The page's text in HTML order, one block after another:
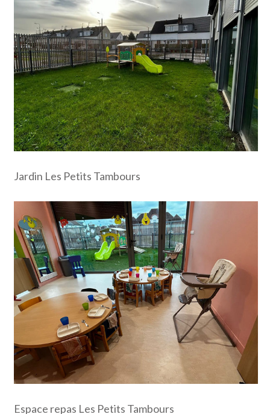
Jardin Les Petits Tambours
Espace repas Les Petits Tambours